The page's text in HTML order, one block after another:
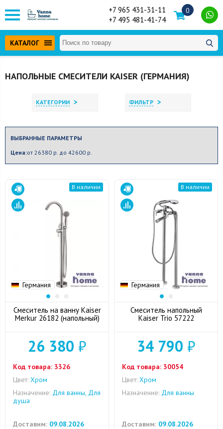
+7 965 431-31-11
+7 495 481-41-74
0
КАТАЛОГ
НАПОЛЬНЫЕ СМЕСИТЕЛИ KAISER (ГЕРМАНИЯ)
КАТЕГОРИИ > ФИЛЬТР >
ВЫБРАННЫЕ ПАРАМЕТРЫ
Цена:от 26380 р. до 42600 р.
Германия
В наличии
Смеситель на ванну Kaiser
Merkur 26182 (напольный)
26 380 ₽
Код товара: 3326
Цвет: Хром
Назначение: Для ванны, Для
душа
Доставим: 09.08.2026
Германия
В наличии
Смеситель напольный
Kaiser Trio 57222
34 790 ₽
Код товара: 30054
Цвет: Хром
Назначение: Для ванны
Доставим: 09.08.2026